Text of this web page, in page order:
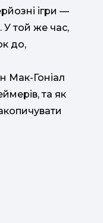
ігри —
У той же час,
до,
Мак-Гоніал
та як